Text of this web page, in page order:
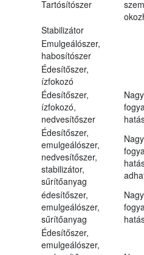
Tartósítószer
Stabilizátor
Emulgeálószer,
habosítószer
Édesítőszer,
ízfokozó
Édesítőszer,
ízfokozó,
nedvesítőszer
Édesítőszer,
emulgeálószer,
nedvesítőszer,
stabilizátor,
sűrítőanyag
édesítőszer,
emulgeálószer,
sűrítőanyag
Édesítőszer,
emulgeálószer,